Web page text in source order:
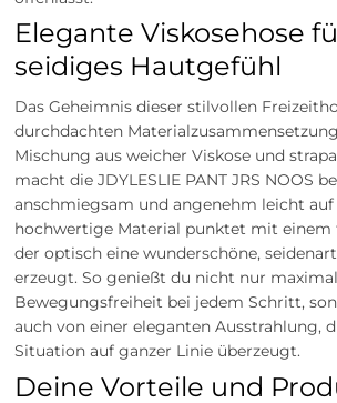
Elegante Viskosehose
seidiges Hautgefühl
Das Geheimnis dieser stilvollen
durchdachten
Mischung aus weicher Viskose und
macht die JDYLESLIE PANT JRS NOOS
anschmiegsam und angenehm leicht auf
hochwertige Material punktet mit einem
der optisch eine wunderschöne,
erzeugt. So genießt du nicht nur
Bewegungsfreiheit bei jedem Schritt,
auch von einer eleganten Ausstrahlung,
Situation auf ganzer Linie überzeugt.
Deine Vorteile und